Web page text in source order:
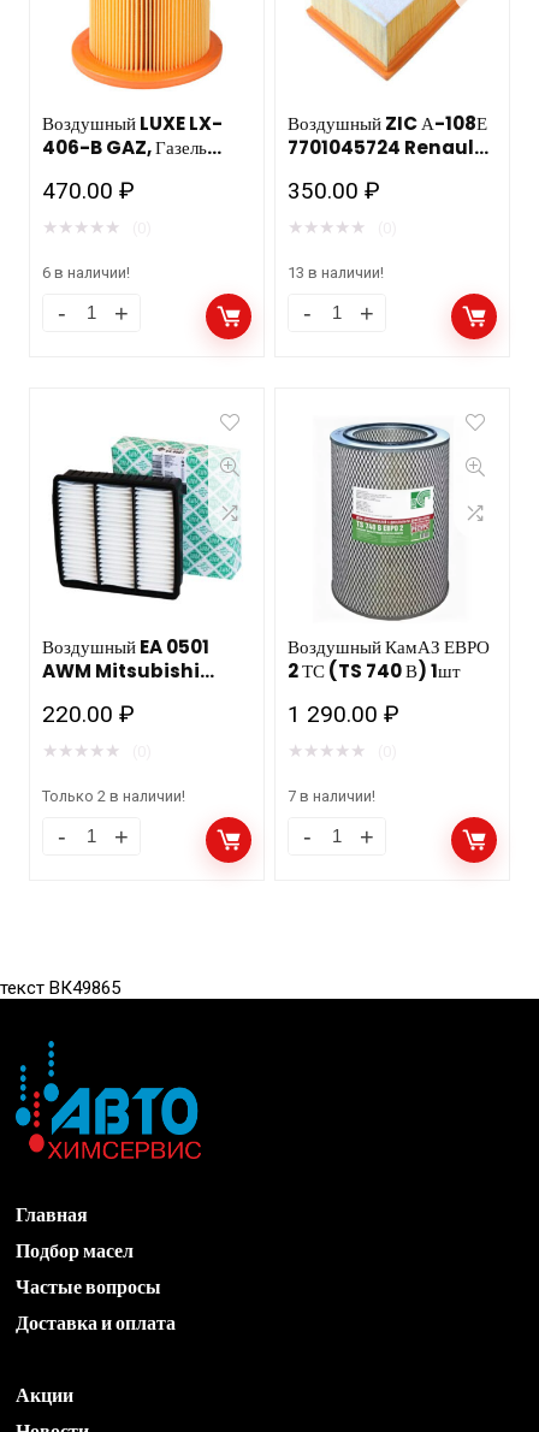
Воздушный LUXE LX-
406-B GAZ, Газель
Евро 3
470.00₽
★ ★ ★ ★ ★
6 в наличии!
Воздушный ZIC А-108Е
7701045724 Renault,
(Трапецевидный)
350.00₽
★ ★ ★ ★ ★
13 в наличии!
Воздушный EA 0501
AWM Mitsubishi
Outlander
220.00₽
★ ★ ★ ★ ★
Только 2 в наличии!
Воздушный КамАЗ ЕВРО
2 ТС (TS 740 В) 1шт
1 290.00₽
★ ★ ★ ★ ★
7 в наличии!
текст ВК49865
Главная
Подбор масел
Частые вопросы
Доставка и оплата
Акции